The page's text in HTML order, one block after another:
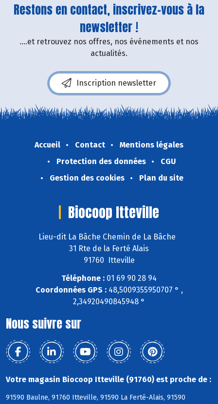
Restons en contact, inscrivez-vous à la
newsletter !
....et retrouvez nos offres, nos événements et nos
actualités.
Inscription newsletter
Accueil Contact
Mentions légales
Protection des données
CGU
Gestion des cookies
Plan du site
Biocoop Itteville
Lieu-dit La Bâche Chemin de La Bâche
31 Rte de la Ferté Alais
91760 Itteville
Téléphone : 01 69 90 28 94
Coordonnées GPS :48,5009355950707 ° ,
2,34920490845948 °
Nous suivre sur
Votre magasin Biocoop Itteville (91760) est proche de :
91590 Baulne, 91760 Itteville, 91590 La Ferté-Alais, 91590